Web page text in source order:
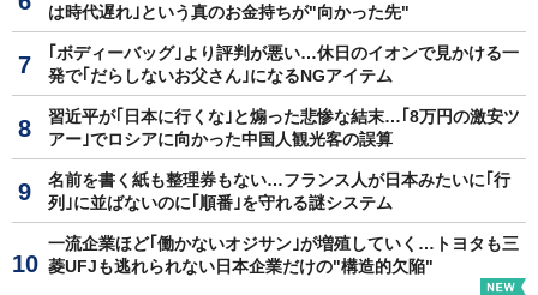
は時代遅れ｣という真のお金持ちが"向かった先"
｢ボディーバッグ｣より評判が悪い…休日のイオンで見かける一
発で｢だらしないお父さん｣になるNGアイテム
習近平が｢日本に行くな｣と煽った悲惨な結末…｢8万円の激安ツ
アー｣でロシアに向かった中国人観光客の誤算
名前を書く紙も整理券もない…フランス人が日本みたいに｢行
列｣に並ばないのに｢順番｣を守れる謎システム
一流企業ほど｢働かないオジサン｣が増殖していく…トヨタも三
菱UFJも逃れられない日本企業だけの"構造的欠陥"